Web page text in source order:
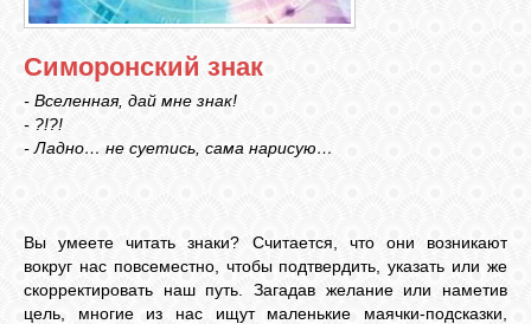
ГАДАНИЯ
ЛУНА
ЖЕЛАНИЙ
ФОРУМ
Симоронский знак
- Вселенная, дай мне знак!
- ?!?!
- Ладно… не суетись, сама нарисую…
Вы умеете читать знаки? Считается, что они возникают
вокруг нас повсеместно, чтобы подтвердить, указать или же
скорректировать наш путь. Загадав желание или наметив
цель, многие из нас ищут маленькие маячки-подсказки,